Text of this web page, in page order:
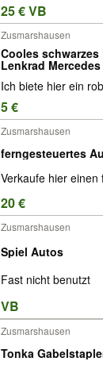
25 € VB
Zusmarshausen
Cooles
Lenkrad Mercedes
Ich biete hier ein
5 €
Zusmarshausen
ferngesteuertes
Verkaufe hier einen
20 €
Zusmarshausen
Spiel Autos
Fast nicht benutzt
VB
Zusmarshausen
Tonka